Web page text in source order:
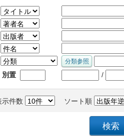
別置 /
示件数 ソート順